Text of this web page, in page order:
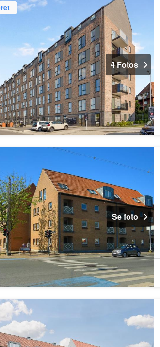
4 Fotos
Se foto